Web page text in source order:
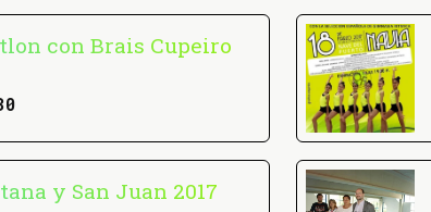
con Brais Cupeiro
y San Juan 2017